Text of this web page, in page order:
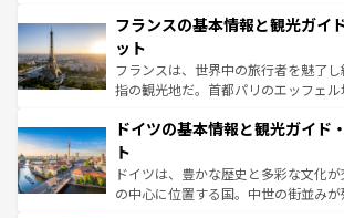
なお、新着のイタリア情報はコンテ
しい。
文化が根付くこの国では、情熱的なフ
れる闘牛、そして美味しいタパスが生
る。首都マドリードの洗練された雰
アートに溢れた街角から、地方では
せる。地方によって風土や気候が異な
ンテンツ一覧 を参照してほしい。
フランスの基本情報と観光ガイ
ット
フランスは、世界中の旅行者を魅了
指の観光地だ。首都パリのエッフェ
で、幅広い魅力が詰まっている。華麗
聖堂、美しいビーチ、そして豊かな自
から魅了する。また、フランスは美
れ、フランス料理はユネスコ無形文
ドイツの基本情報と観光ガイド
ト
ドイツは、豊かな歴史と多彩な文化
の中心に位置する国。中世の街並み